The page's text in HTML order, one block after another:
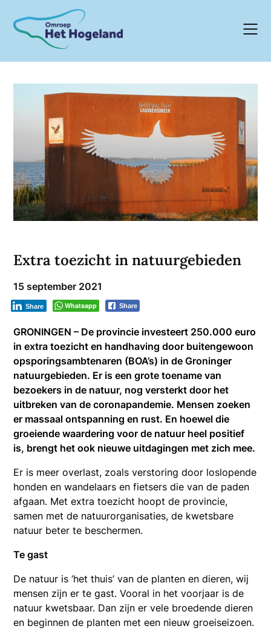
content
Extra toezicht in natuurgebieden
15 september 2021
Whatsapp Share
Share
GRONINGEN – De provincie investeert 250.000 euro
in extra toezicht en handhaving door buitengewoon
opsporingsambtenaren (BOA’s) in de Groninger
natuurgebieden. Er is een grote toename van
bezoekers in de natuur, nog versterkt door het
uitbreken van de coronapandemie. Mensen zoeken
er massaal ontspanning en rust. En hoewel die
groeiende waardering voor de natuur heel positief
is, brengt het ook nieuwe uitdagingen met zich mee.
Er is meer overlast, zoals verstoring door loslopende
honden en wandelaars en fietsers die van de paden
afgaan. Met extra toezicht hoopt de provincie,
samen met de natuurorganisaties, de kwetsbare
natuur beter te beschermen.
Te gast
De natuur is ‘het thuis’ van de planten en dieren, wij
mensen zijn er te gast. Vooral in het voorjaar is de
natuur kwetsbaar. Dan zijn er vele broedende dieren
en beginnen de planten met een nieuw groeiseizoen.